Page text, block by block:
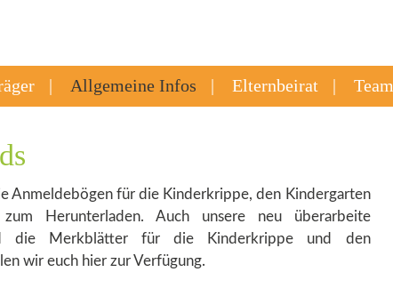
Allgemeine Infos Elternbeirat Team
Anmeldebögen für die Kinderkrippe, den Kindergarten
Herunterladen. Auch unsere neu überarbeite
die Merkblätter für die Kinderkrippe und den
wir euch hier zur Verfügung.